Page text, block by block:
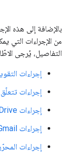
بالإضافة إلى هذه
من الإجراءات التي
التفاصيل، يُرجى
إجراءات
إجراءات
إجراءات Drive
إجراءات Gmail
إجراءات المحرّر